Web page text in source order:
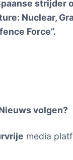
strijder
Nuclear,
Force”.
volgen?
media